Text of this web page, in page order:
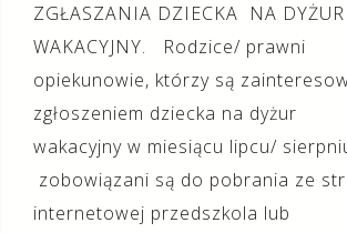
ZGŁASZANIA DZIECKA NA DYŻUR
WAKACYJNY. Rodzice/ prawni
opiekunowie, którzy są
zgłoszeniem dziecka na dyżur
wakacyjny w miesiącu lipcu/
zobowiązani są do pobrania ze
internetowej przedszkola lub